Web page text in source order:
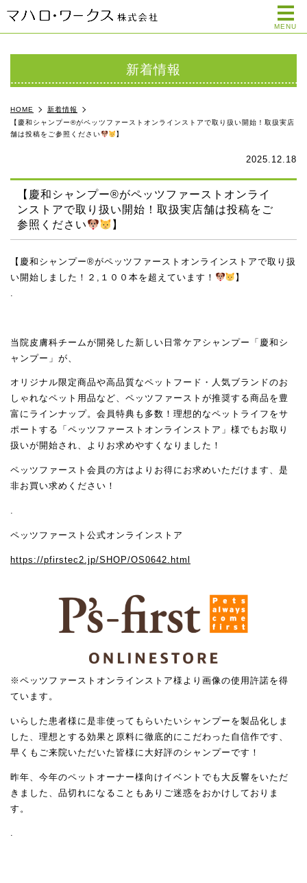
MENU
新着情報
HOME
新着情報
【慶和シャンプー®がペッツファーストオンラインストアで取り扱い開始！取扱実店
舗は投稿をご参照ください
】
2025.12.18
【慶和シャンプー®がペッツファーストオンライ
ンストアで取り扱い開始！取扱実店舗は投稿をご
参照ください
】
【慶和シャンプー®がペッツファーストオンラインストアで取り扱
い開始しました！２,１００本を超えています！
】
.
当院皮膚科チームが開発した新しい日常ケアシャンプー「慶和シ
ャンプー」が、
オリジナル限定商品や高品質なペットフード・人気ブランドのお
しゃれなペット用品など、ペッツファーストが推奨する商品を豊
富にラインナップ。会員特典も多数！理想的なペットライフをサ
ポートする「ペッツファーストオンラインストア」様でもお取り
扱いが開始され、よりお求めやすくなりました！
ペッツファースト会員の方はよりお得にお求めいただけます、是
非お買い求めください！
ペッツファースト公式オンラインストア
https://pfirstec2.jp/SHOP/OS0642.html
※ペッツファーストオンラインストア様より画像の使用許諾を得
ています。
いらした患者様に是非使ってもらいたいシャンプーを製品化しま
した、理想とする効果と原料に徹底的にこだわった自信作です、
早くもご来院いただいた皆様に大好評のシャンプーです！
昨年、今年のペットオーナー様向けイベントでも大反響をいただ
きました、品切れになることもありご迷惑をおかけしておりま
す。
.